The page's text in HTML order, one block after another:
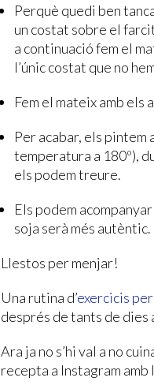
Perquè quedi ben
un costat sobre el
a continuació fem el
l’únic costat que no
Fem el mateix amb els
Per acabar, els pintem
temperatura a 180º),
els podem treure.
Els podem
soja serà més autèntic.
Llestos per menjar!
Una rutina d’exercicis
després de tants de dies
Ara ja no s’hi val a no
recepta a Instagram amb